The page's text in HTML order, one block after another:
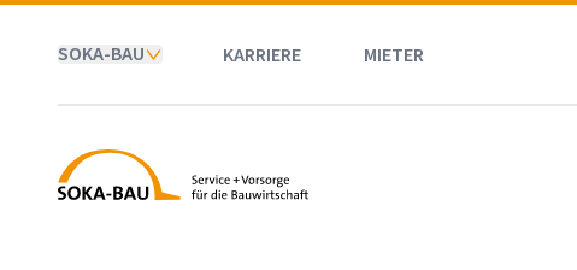
SOKA-BAU KARRIERE MIETER
SOKA-BAU